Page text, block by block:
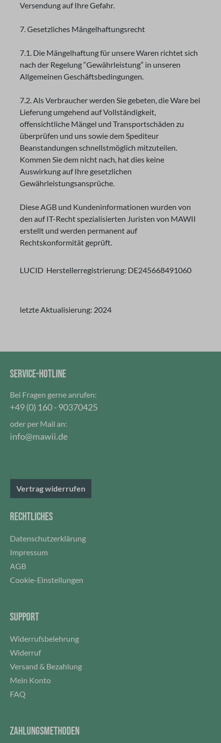
Versendung auf Ihre Gefahr.
7. Gesetzliches Mängelhaftungsrecht
7.1. Die Mängelhaftung für unsere Waren richtet sich
nach der Regelung “Gewährleistung” in unseren
Allgemeinen Geschäftsbedingungen.
7.2. Als Verbraucher werden Sie gebeten, die Ware bei
Lieferung umgehend auf Vollständigkeit,
offensichtliche Mängel und Transportschäden zu
überprüfen und uns sowie dem Spediteur
Beanstandungen schnellstmöglich mitzuteilen.
Kommen Sie dem nicht nach, hat dies keine
Auswirkung auf Ihre gesetzlichen
Gewährleistungsansprüche.
Diese AGB und Kundeninformationen wurden von
den auf IT-Recht spezialisierten Juristen von MAWII
erstellt und werden permanent auf
Rechtskonformität geprüft.
LUCID Herstellerregistrierung: DE245668491060
letzte Aktualisierung: 2024
SERVICE-HOTLINE
Bei Fragen gerne anrufen:
+49 (0) 160 - 90370425
oder per Mail an:
info@mawii.de
Vertrag widerrufen
RECHTLICHES
Datenschutzerklärung
Impressum
AGB
Cookie-Einstellungen
SUPPORT
Widerrufsbelehrung
Widerruf
Versand & Bezahlung
Mein Konto
FAQ
ZAHLUNGSMETHODEN